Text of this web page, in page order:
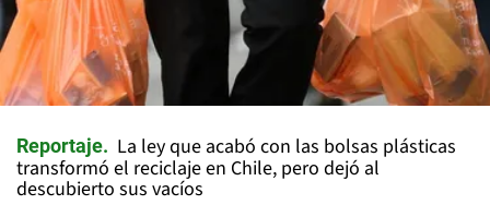
Reportaje
La ley que acabó con las bolsas plásticas
transformó el reciclaje en Chile, pero dejó al
descubierto sus vacíos